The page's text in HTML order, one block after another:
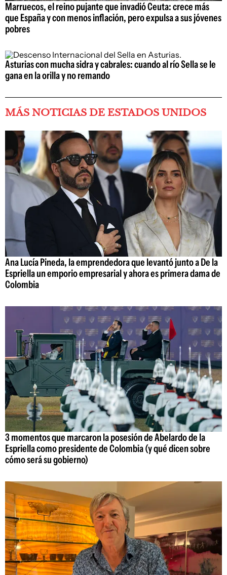
Marruecos, el reino pujante que invadió Ceuta: crece más
que España y con menos inflación, pero expulsa a sus jóvenes
pobres
Asturias con mucha sidra y cabrales: cuando al río Sella se le
gana en la orilla y no remando
MÁS NOTICIAS DE ESTADOS UNIDOS
Ana Lucía Pineda, la emprendedora que levantó junto a De la
Espriella un emporio empresarial y ahora es primera dama de
Colombia
3 momentos que marcaron la posesión de Abelardo de la
Espriella como presidente de Colombia (y qué dicen sobre
cómo será su gobierno)